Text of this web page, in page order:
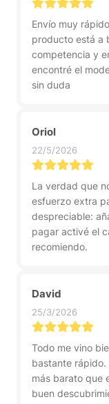
Envío muy
producto está a
competencia y
encontré el
sin duda
Oriol
22/5/2026
La verdad que
esfuerzo extra
despreciable:
pagar activé el
recomiendo.
David
25/3/2026
Todo me vino
bastante
más barato que
buen